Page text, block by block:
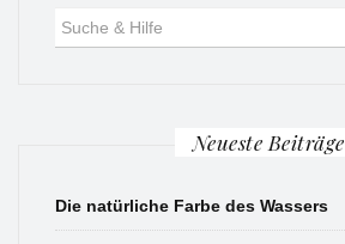
für:
Neueste Beiträge
Die natürliche Farbe des Wassers